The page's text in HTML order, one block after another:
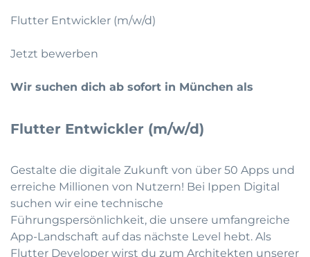
Flutter Entwickler (m/w/d)
Jetzt bewerben
Wir suchen dich ab sofort in München als
Flutter Entwickler (m/w/d)
Gestalte die digitale Zukunft von über 50 Apps und
erreiche Millionen von Nutzern! Bei Ippen Digital
suchen wir eine technische
Führungspersönlichkeit, die unsere umfangreiche
App-Landschaft auf das nächste Level hebt. Als
Flutter Developer wirst du zum Architekten unserer